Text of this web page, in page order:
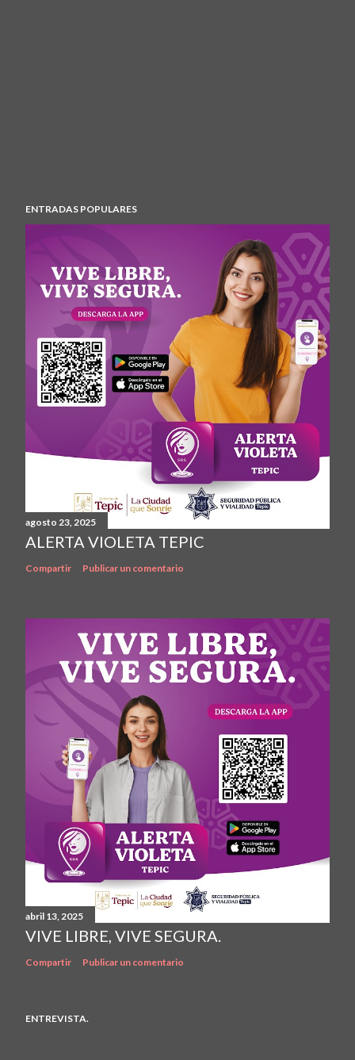
ENTRADAS POPULARES
agosto 23, 2025
ALERTA VIOLETA TEPIC
Compartir Publicar un comentario
abril 13, 2025
VIVE LIBRE, VIVE SEGURA.
Compartir Publicar un comentario
ENTREVISTA.